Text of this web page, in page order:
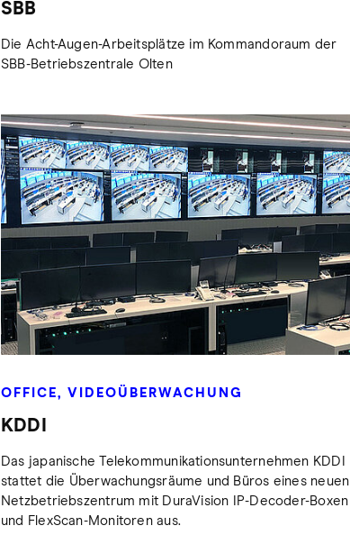
SBB
Die Acht-Augen-Arbeitsplätze im Kommandoraum der
SBB-Betriebszentrale Olten
OFFICE, VIDEOÜBERWACHUNG
KDDI
Das japanische Telekommunikationsunternehmen KDDI
stattet die Überwachungsräume und Büros eines neuen
Netzbetriebszentrum mit DuraVision IP-Decoder-Boxen
und FlexScan-Monitoren aus.